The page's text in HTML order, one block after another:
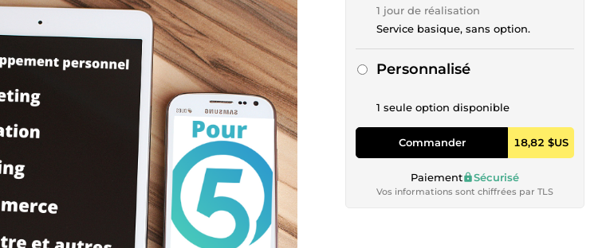
1 jour de réalisation
Service basique, sans option.
Personnalisé
1 seule option disponible
Commander 18,82 $US
Paiement Sécurisé
Vos informations sont chiffrées par TLS